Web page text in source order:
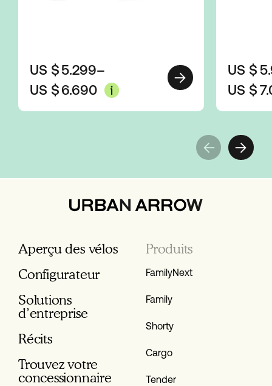
US $5.299–
US $6.690
US $
US $
Aperçu des vélos
Configurateur
Solutions
d’entreprise
Récits
Trouvez votre
conces­sionnaire
Produits
FamilyNext
Family
Shorty
Cargo
Tender